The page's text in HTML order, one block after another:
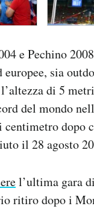
e Pechino
sia
di 5
del mondo
dopo
il 28 agosto
l’ultima gara
ritiro dopo i